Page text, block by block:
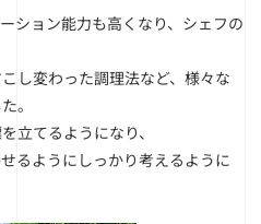
ション能力も高くなり、シェフの
し変わった調理法など、様々な
。
立てるようになり、
るようにしっかり考えるように